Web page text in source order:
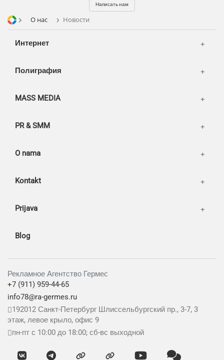
Написать нам
О нас Новости
Интернет
Полиграфия
MASS MEDIA
PR & SMM
O nama
Publications
News
Our works
Kontakt
Prijava
Korpa
Blog
Рекламное Агентство Гермес
+7 (911) 959-44-65
info78@ra-germes.ru
192012 Санкт-Петербург Шлиссельбургский пр., 3-7, 3
этаж, левое крыло, офис 9
пн-пт с 10:00 до 18:00; сб-вс выходной